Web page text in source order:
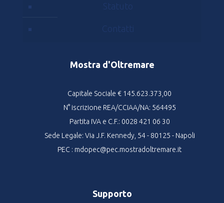
Statuto
Contatti
Mostra d'Oltremare
Capitale Sociale € 145.623.373,00
N° iscrizione REA/CCIAA/NA: 564495
Partita IVA e C.F.: 0028 421 06 30
Sede Legale: Via J.F. Kennedy, 54 - 80125 - Napoli
PEC : mdopec@pec.mostradoltremare.it
Supporto